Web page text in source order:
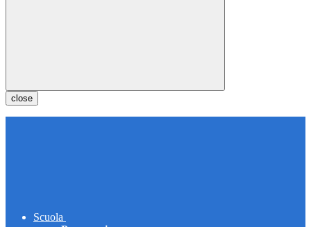
close
Scuola